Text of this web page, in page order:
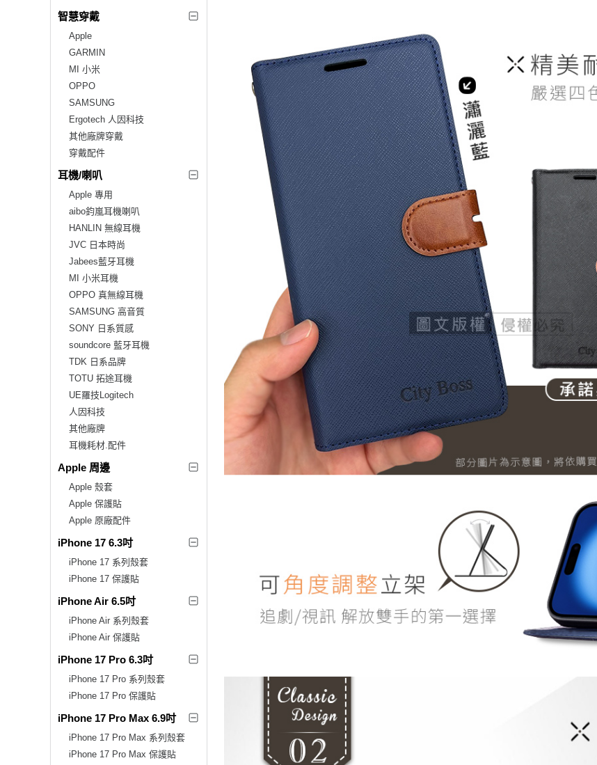
智慧穿戴
Apple
GARMIN
MI 小米
OPPO
SAMSUNG
Ergotech 人因科技
其他廠牌穿戴
穿戴配件
耳機/喇叭
Apple 專用
aibo鈞嵐耳機喇叭
HANLIN 無線耳機
JVC 日本時尚
Jabees藍牙耳機
MI 小米耳機
OPPO 真無線耳機
SAMSUNG 高音質
SONY 日系質感
soundcore 藍牙耳機
TDK 日系品牌
TOTU 拓途耳機
UE羅技Logitech
人因科技
其他廠牌
耳機耗材.配件
Apple 周邊
Apple 殼套
Apple 保護貼
Apple 原廠配件
iPhone 17 6.3吋
iPhone 17 系列殼套
iPhone 17 保護貼
iPhone Air 6.5吋
iPhone Air 系列殼套
iPhone Air 保護貼
iPhone 17 Pro 6.3吋
iPhone 17 Pro 系列殼套
iPhone 17 Pro 保護貼
iPhone 17 Pro Max 6.9吋
iPhone 17 Pro Max 系列殼套
iPhone 17 Pro Max 保護貼